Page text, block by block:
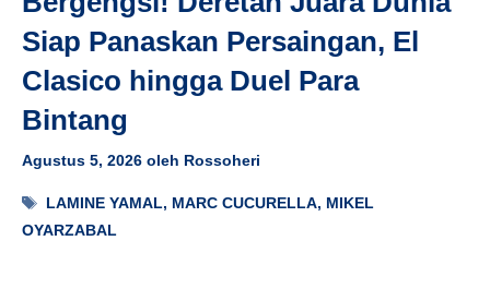
Siap Panaskan Persaingan, El
Clasico hingga Duel Para
Bintang
Agustus 5, 2026 oleh Rossoheri
Tag
LAMINE YAMAL, MARC CUCURELLA, MIKEL
OYARZABAL